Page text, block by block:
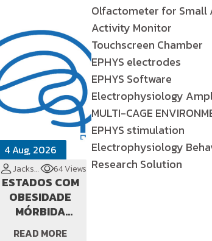
4 Aug, 2026
Jackson Cionek 64 Views
ESTADOS COM
OBESIDADE
MÓRBIDA
LOCALIZADA
READ MORE
Olfactometer for Small
Activity Monitor
Touchscreen Chamber
EPHYS electrodes
EPHYS Software
Electrophysiology
MULTI-CAGE
EPHYS stimulation
Electrophysiology
Research Solution